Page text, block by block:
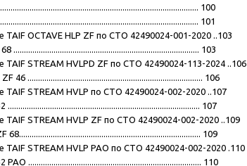
100
101
TAIF OCTAVE HLP ZF по СТО 42490024-001-2020 ..103
........................................................................................ 103
TAIF STREAM HVLPD ZF по СТО 42490024-113-2024 ..106
46 ................................................................................... 106
TAIF STREAM HVLP по СТО 42490024-002-2020 ..107
107
TAIF STREAM HVLP ZF по СТО 42490024-002-2020 ..109
109
TAIF STREAM HVLP PAO по СТО 42490024-002-2020 .110
.................................................................................. 110